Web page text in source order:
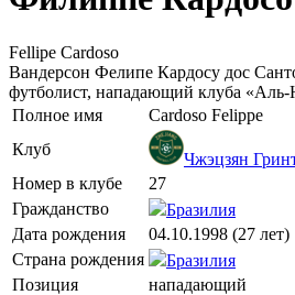
Fellipe Cardoso
Вандерсон Фелипе Кардосу дос
футболист, нападающий клуба
Полное имя
Cardoso Felippe
Клуб
Чжэцзян
Номер в клубе
27
Гражданство
Бразилия
Дата рождения
04.10.1998 (27 лет)
Страна рождения
Бразилия
Позиция
нападающий